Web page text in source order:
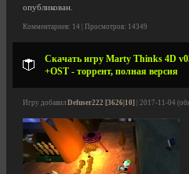
опубликован.
Комментариев: 14 | Просмотров: 14349
Скачать игру Marty Thinks 4D
+OST - торрент, полная версия
Игру добавил Defuser222 [3626|10] | 2017-11-04